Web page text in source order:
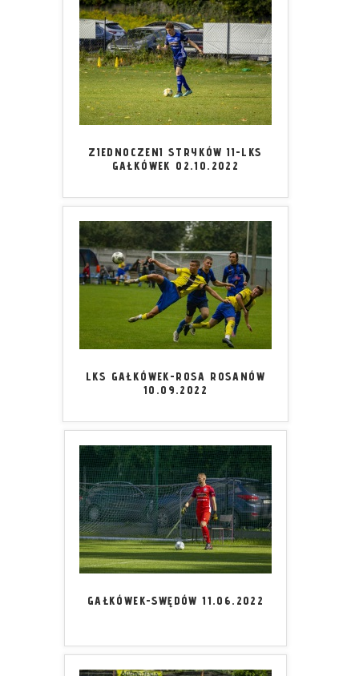
ZIEDNOCZENI STRYKÓW II-LKS
GAŁKÓWEK 02.10.2022
LKS GAŁKÓWEK-ROSA ROSANÓW
10.09.2022
GAŁKÓWEK-SWĘDÓW 11.06.2022